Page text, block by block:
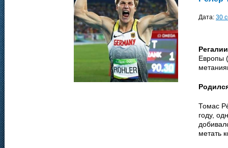
Дата: 30
Европы
Томас
году,
метать